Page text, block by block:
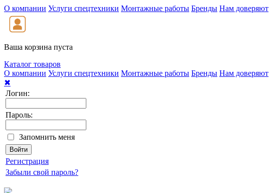
О компании Услуги спецтехники Монтажные работы Бренды Нам доверяют
Ваша корзина пуста
Каталог товаров
О компании Услуги спецтехники Монтажные работы Бренды Нам доверяют
✖
Логин:
Пароль:
Запомнить меня
Регистрация
Забыли свой пароль?